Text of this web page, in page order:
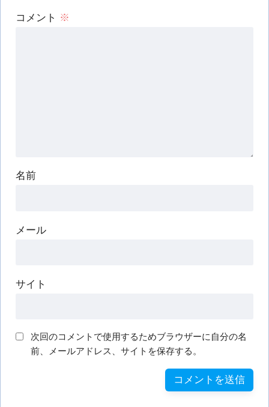
コメント ※
名前
メール
サイト
次回のコメントで使用するためブラウザーに自分の名
前、メールアドレス、サイトを保存する。